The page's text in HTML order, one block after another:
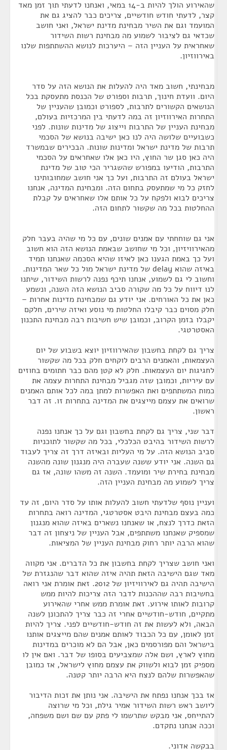
שהאירוע הולך להיות ב-14 במאי, ואנחנו לדעתי תוך זמן מאד
קצר, לדעתי חודש חודשיים, צריכים כבר להציג גם את
המועמד וגם את השיר מבחינת מדינת ישראל, ואני חושב
שכדאי גם לציבור לשמוע מה מבחינת רשות השידור
שאחראית על העניין הזה – היערכות לנושא ההשתתפות שלנו
באירווזיון.
מבחינתי, חשוב מאד היה להעלות את הנושא הזה על סדר
היום. וועדת חינוך, תרבות וספורט של הכנסת מתעסקת בכל
הנושאים הקשורים לתרבות, לספורט וכמובן שהעניין של
התחרות האירווזיון זה במה לדעתי בין המרכזיות בעולם,
מבחינת העניין של התרבות וייצוג של מדינות שונות. לפני
כשבועיים שלושה היה לנו כאן ישיבה בנושא של הסכמי
תרבות של מדינת ישראל ומדינות שונות. הבכירים שבמשרד
היה כאן סגן שר החוץ, היו כאן אלו שאחראים על הסכמי
התרבות, הודיעו במפורש שהשגריר הכי טוב של מדינת
ישראל בעולם זה התרבות, ועל כך אני חושב שמחובותינו
לחזק כל מי שמתעסק בתחום הזה. ומבחינת המדינה, אנחנו
צריכים לבוא ולפקח על כל אותם אלו שאחראים על קבלת
ההחלטות בכל מה שקשור לתחום הזה.
אני גם שוחחתי עם אמנים שונים, עם כל מי שהיה בעבר חלק
מהאירוויזיון, וכל מי שחושב שבאמת הנושא הזה הוא חשוב
ועל כך באמת הגענו כאן לאיזו שהיא הסכמה שאנחנו תמיד
באיזה שהוא delay של מדינת ישראל מול כל שאר המדינות.
וחשוב לי גם לשמוע, אנחנו תיכף נפנה לרשות השידור, שיתנו
לנו דיווח על כל מה שקורה סביב הנושא הזה השנה, ונשמע
כאן את כל האורחים. אני יודע גם שמבחינת מדינות אחרות –
חלק מסוים כבר קיבלו החלטות מי נוסע ואיזה שירים, חלקם
יקבלו בזמן הקרוב, וכמובן שיש חשיבות רבה מבחינת התכנון
האסטרטגי.
צריך גם לקחת בחשבון שהאירווזיון יוצא בשבוע של יום
העצמאות, והאמנים הרבים לוקחים חלק בכל מה שקשור
לחגיגות יום העצמאות. חלק לא קטן מהם כבר חתומים בחוזים
עם עיריות, וכמובן שזה מגביל מבחינת התחרות עצמה את
כמות המשתתפים ואת האפשרות למתן במה לכל אותם האמנים
שרואים את עצמם מייצגים את המדינה בתחרות זו. זה דבר
ראשון.
דבר שני, צריך גם לקחת בחשבון וגם על כך אנחנו נפנה
לרשות השידור בהיבט הכלכלי, בכל מה שקשור לתוכניות
סביב הנושא הזה. על מי העליות ובאיזה דרך זה צריך לעבוד
גם השנה. אני יודע ששנה שעברה היה מנגנון שונה מהשנה
מבחינת בחירת שיר ומועמד. השנה זה משהו שונה, אז גם
צריך לשמוע מה מבחינת העניין הזה.
ועניין נוסף שלדעתי חשוב להעלות אותו על סדר היום, זה עד
כמה בעצם מבחינת היבט אסטרטגי, המדינה רואה בתחרות
הזאת כדרך לנצח, או שאנחנו נשארים באיזה שהוא מנגנון
שמספיק שאנחנו משתתפים, אבל העניין של ניצחון זה דבר
שהוא הרבה יותר רחוק מבחינת העניין של המציאות.
ואני חושב שצריך לקחת בחשבון את כל הדברים. אני מקווה
מאד שגם הישיבה הזאת תהיה איזה שהוא דבר שהנגזרת של
הישיבה תהיה גם לאירוויזיון של 2012. זאת אומרת אני רואה
בחשיבות רבה שההכנות לדבר הזה צריכות להיות ממש
קרובות לאותו אירוע. זאת אומרת ממש אחרי שהאירוע
מתקיים, חודש-חודשיים אחרי זה כבר צריך להתכונן לשנה
הבאה, ולא לעשות את זה חודש-חודשיים לפני. צריך להיות
זמן לאומן, עם כל הכבוד לאותם אמנים שהם מייצגים אותנו
בישראל והם מפורסמים כאן, אבל הם לא מוכרים במדינות
מחוץ לארץ, ושם אלה שמצביעים בסופו של דבר. ואם אין לו
מספיק זמן לבוא ולשווק את עצמם מחוץ לישראל, אז כמובן
שהאפשרות שלהם לנצח היא הרבה יותר קטנה.
אז בכך אנחנו נפתח את הישיבה. אני נותן את זכות הדיבור
ליושב ראש רשות השידור אמיר גילת, וכל מי שרוצה
להתייחס, אני מבקש שתרשמו לי פתק עם שם ושם משפחה,
וככה אנחנו נתקדם.
בבקשה אדוני.